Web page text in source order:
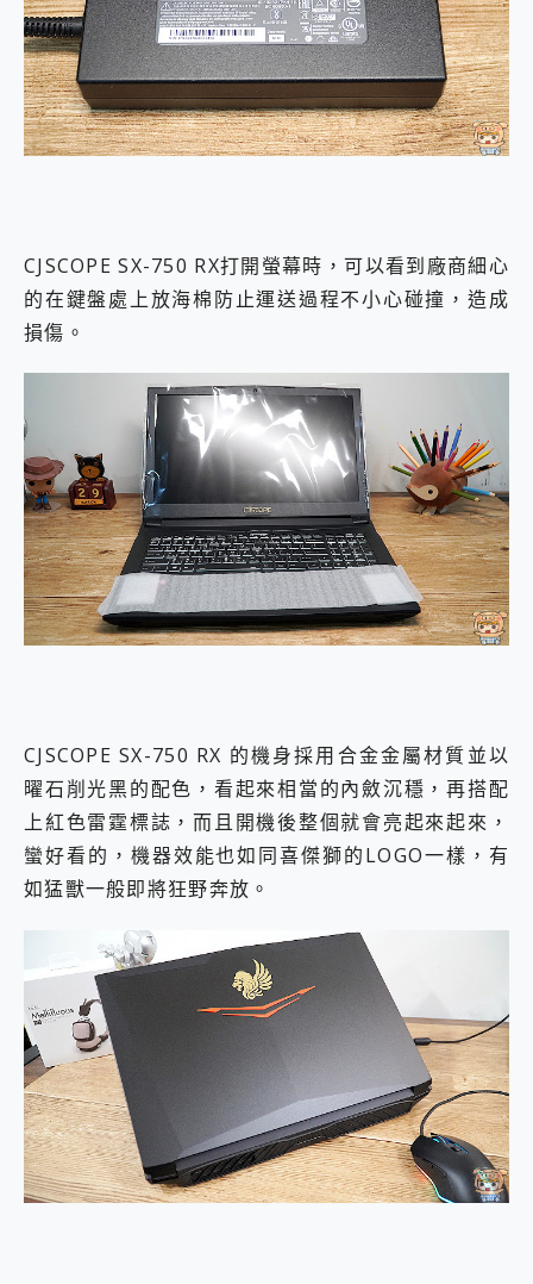
CJSCOPE SX-750 RX打開螢幕時，可以看到廠商細心
的在鍵盤處上放海棉防止運送過程不小心碰撞，造成
損傷。
CJSCOPE SX-750 RX 的機身採用合金金屬材質並以
曜石削光黑的配色，看起來相當的內斂沉穩，再搭配
上紅色雷霆標誌，而且開機後整個就會亮起來起來，
蠻好看的，機器效能也如同喜傑獅的LOGO一樣，有
如猛獸一般即將狂野奔放。